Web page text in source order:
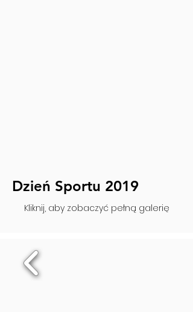
Dzień Sportu 2019
Kliknij, aby zobaczyć pełną galerię